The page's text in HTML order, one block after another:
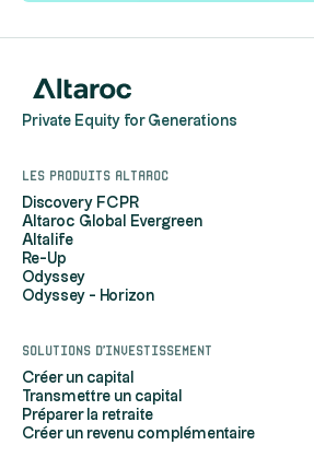
Private Equity for Generations
Les produits Altaroc
Discovery FCPR
Altaroc Global Evergreen
Altalife
Re-Up
Odyssey
Odyssey - Horizon
Solutions d'investissement
Créer un capital
Transmettre un capital
Préparer la retraite
Créer un revenu complémentaire